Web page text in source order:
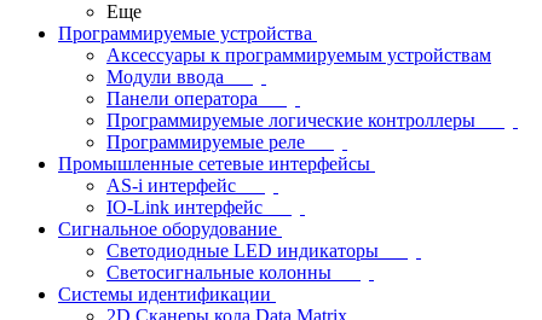
Еще
Программируемые устройства
Аксессуары к программируемым устройствам
Модули ввода
Панели оператора
Программируемые логические контроллеры
Программируемые реле
Промышленные сетевые интерфейсы
AS-i интерфейс
IO-Link интерфейс
Сигнальное оборудование
Светодиодные LED индикаторы
Светосигнальные колонны
Системы идентификации